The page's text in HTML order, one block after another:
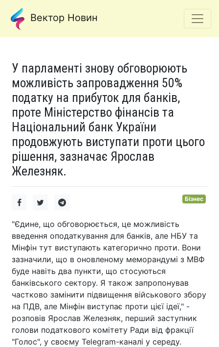
Вектор Новин
У парламенті знову обговорюють
можливість запровадження 50%
податку на прибуток для банків,
проте Міністерство фінансів та
Національний банк України
продовжують виступати проти цього
рішення, зазначає Ярослав
Железняк.
Бізнес
"Єдине, що обговорюється, це можливість
введення оподаткування для банків, але НБУ та
Мінфін тут виступають категорично проти. Вони
зазначили, що в оновленому меморандумі з МВФ
буде навіть два пункти, що стосуються
банківського сектору. Я також запропонував
частково замінити підвищення військового збору
на ПДВ, але Мінфін виступає проти цієї ідеї," -
розповів Ярослав Железняк, перший заступник
голови податкового комітету Ради від фракції
"Голос", у своєму Telegram-каналі у середу.